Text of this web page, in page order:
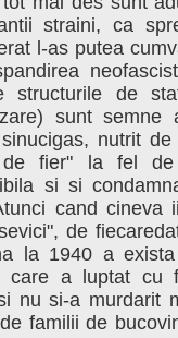
straini, ca
l-as putea
structurile de
sunt semne
nutrit
fier" la fel de
si si
cand cineva
de
la 1940 a
care a luptat cu
nu si-a murdarit
familii de